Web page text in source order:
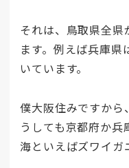
それは、鳥取県全
ます。例えば兵庫
いています。
僕大阪住みですから
うしても京都府か兵
海といえばズワイガ